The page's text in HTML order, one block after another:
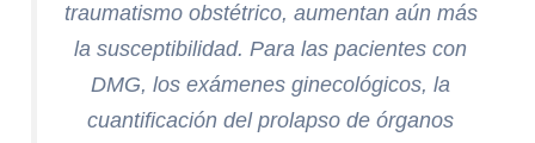
traumatismo obstétrico, aumentan aún más
la susceptibilidad. Para las pacientes con
DMG, los exámenes ginecológicos, la
cuantificación del prolapso de órganos